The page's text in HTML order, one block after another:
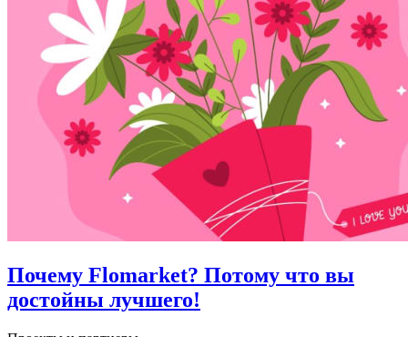
Почему Flomarket? Потому что вы
достойны лучшего!